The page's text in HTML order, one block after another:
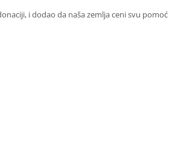
i dodao da naša zemlja ceni svu pomoć